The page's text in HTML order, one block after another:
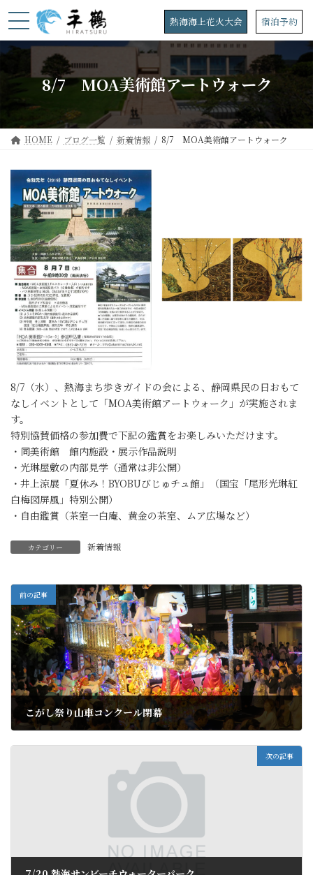
ン
ン
プ
ビ
ー
動
熱海海上花火大会 宿泊予約
8/7 MOA美術館アートウォーク
HOME ブログ一覧 新着情報 8/7 MOA美術館アートウォーク
8/7（水）、熱海まち歩きガイドの会による、静岡県民の日おもて
なしイベントとして「MOA美術館アートウォーク」が実施されま
す。
特別協賛価格の参加費で下記の鑑賞をお楽しみいただけます。
・同美術館 館内施設・展示作品説明
・光琳屋敷の内部見学（通常は非公開）
・井上涼展「夏休み！BYOBUびじゅチュ館」（国宝「尾形光琳紅
白梅図屏風」特別公開）
・自由鑑賞（茶室一白庵、黄金の茶室、ムア広場など）
カテゴリー 新着情報
前の記事
こがし祭り山車コンクール閉幕
次の記事